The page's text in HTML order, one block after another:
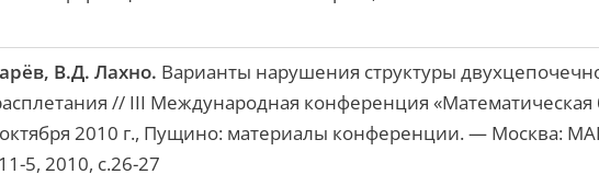
В.Д. Лахно. Варианты нарушения структуры
// III Международная конференция «Математическая
2010 г., Пущино: материалы конференции. — Москва:
5, 2010, с.26-27